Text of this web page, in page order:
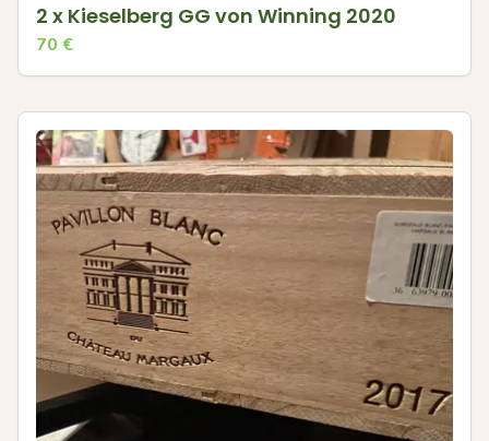
2 x Kieselberg GG von Winning 2020
70 €